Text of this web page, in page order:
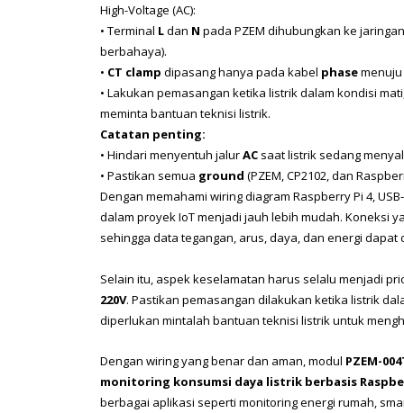
High-Voltage (AC):
• Terminal L dan N pada PZEM dihubungkan ke
berbahaya).
• CT clamp dipasang hanya pada kabel phase
• Lakukan pemasangan ketika listrik dalam kondisi
meminta bantuan teknisi listrik.
Catatan penting:
• Hindari menyentuh jalur AC saat listrik sedang
• Pastikan semua ground (PZEM, CP2102, dan
Dengan memahami wiring diagram Raspberry Pi 4,
dalam proyek IoT menjadi jauh lebih mudah. Koneksi
sehingga data tegangan, arus, daya, dan energi
Selain itu, aspek keselamatan harus selalu menjadi
220V. Pastikan pemasangan dilakukan ketika listrik
diperlukan mintalah bantuan teknisi listrik untuk
Dengan wiring yang benar dan aman, modul PZEM-
monitoring konsumsi daya listrik berbasis
berbagai aplikasi seperti monitoring energi rumah,